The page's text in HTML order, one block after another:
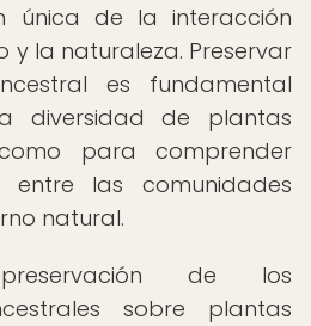
única de la interacción
y la naturaleza. Preservar
es fundamental
diversidad de plantas
para comprender
las comunidades
natural.
de los
sobre plantas